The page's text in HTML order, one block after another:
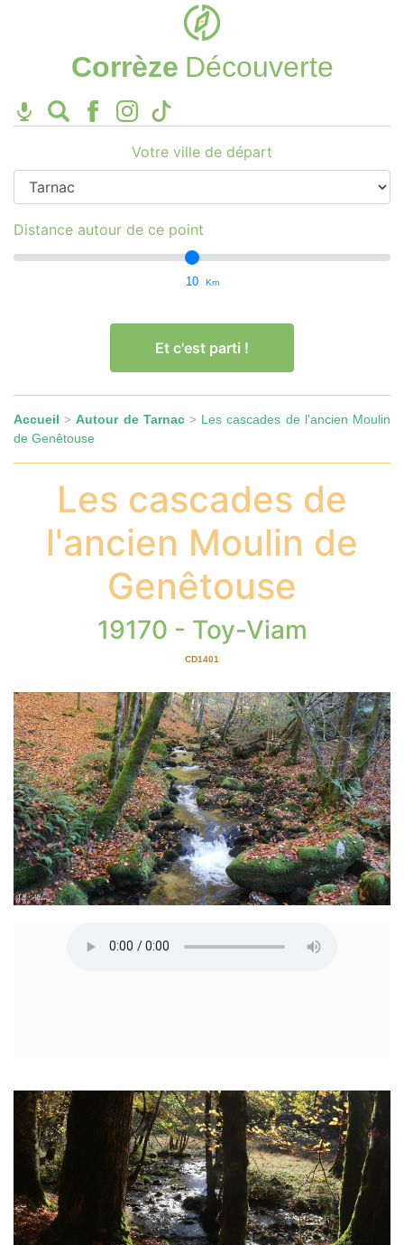
Corrèze Découverte
Votre ville de départ
Distance autour de ce point
10 Km
Et c'est parti !
Accueil >Autour de Tarnac> Les cascades de l'ancien Moulin
de Genêtouse
Les cascades de
l'ancien Moulin de
Genêtouse
19170 - Toy-Viam
CD1401